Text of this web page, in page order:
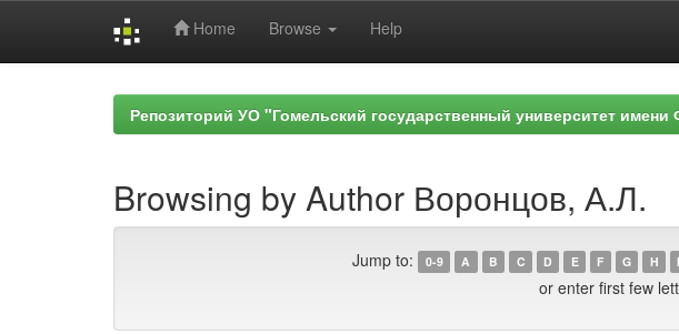
Home Browse Help
Репозиторий УО "Гомельский государственный университет
Browsing by Author Воронцов, А.Л.
Jump to: 0-9 A B C D E F G H I
or enter first few